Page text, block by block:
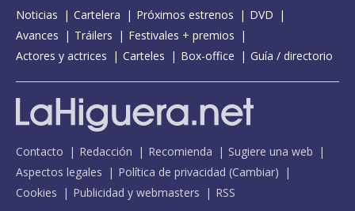
Noticias Cartelera Próximos estrenos
DVD
Avances
Tráilers
Festivales + premios
Actores y actrices
Carteles Box-office Guía / directorio
Contacto Redacción Recomienda
Sugiere una web
Aspectos legales
Política de privacidad (Cambiar)
Cookies
Publicidad y webmasters RSS